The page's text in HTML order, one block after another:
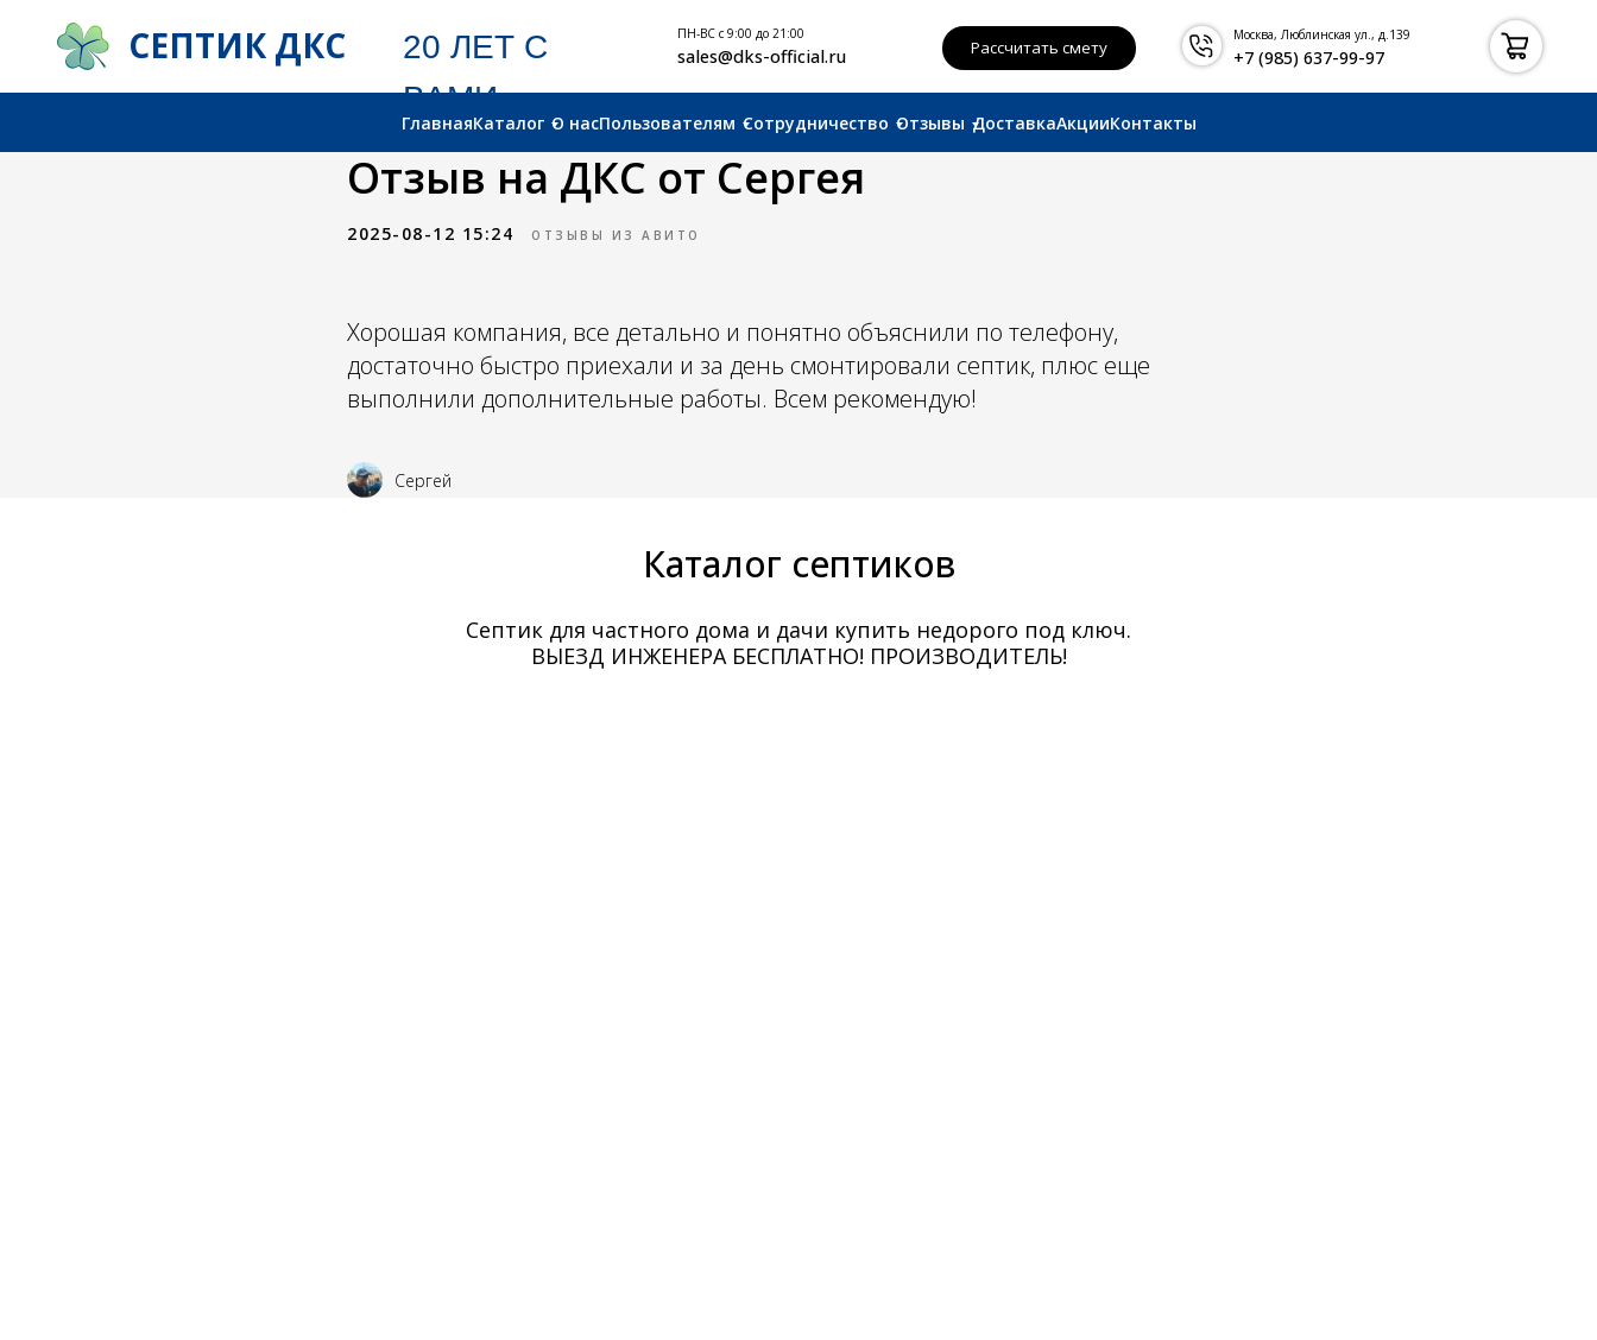
СЕПТИК ДКС Рассчитать смету +7 (985) 637-99-97
Москва, Люблинская ул., д.139
sales@dks-official.ru
ПН-ВС с 9:00 до 21:00
20 ЛЕТ С
ВАМИ
ГлавнаяКаталог О насПользователям Сотрудничество Отзывы ДоставкаАкцииКонтакты
Отзыв на ДКС от Сергея
2025-08-12 15:24 ОТЗЫВЫ ИЗ АВИТО
Хорошая компания, все детально и понятно объяснили по телефону,
достаточно быстро приехали и за день смонтировали септик, плюс еще
выполнили дополнительные работы. Всем рекомендую!
Сергей
Каталог септиков
Септик для частного дома и дачи купить недорого под ключ.
ВЫЕЗД ИНЖЕНЕРА БЕСПЛАТНО! ПРОИЗВОДИТЕЛЬ!